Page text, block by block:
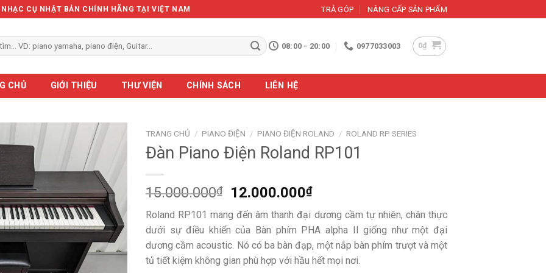
CỤ NHẬT BẢN CHÍNH HÃNG TẠI VIỆT NAM TRẢ GÓP NÂNG CẤP SẢN PHẨM
08:00 - 20:00 0977033003 0₫
CHỦ GIỚI THIỆU THƯ VIỆN CHÍNH SÁCH LIÊN HỆ
TRANG CHỦ / PIANO ĐIỆN / PIANO ĐIỆN ROLAND / ROLAND RP SERIES
Đàn Piano Điện Roland RP101
15.000.000₫
Giá
gốc
là:
15.000.000₫.
12.000.000₫Giá
hiện
tại
là:
12.000.000₫.
Roland RP101 mang đến âm thanh đại dương cầm tự nhiên, chân thực
dưới sự điều khiển của Bàn phím PHA alpha II giống như một đại
dương cầm acoustic. Nó có ba bàn đạp, một nắp bàn phím trượt và một
tủ tiết kiệm không gian phù hợp với hầu hết mọi nơi.